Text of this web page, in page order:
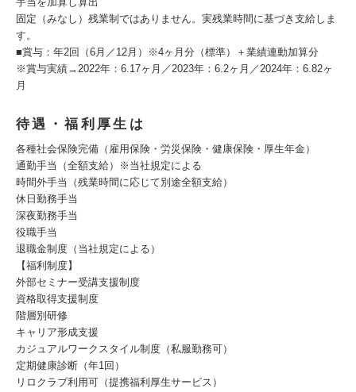
固定（みなし）残業制ではありません。実残業時間に基づき支給しま
す。
■賞与：年2回（6月／12月）※4ヶ月分（標準）＋業績連動加算分
※賞与実績→2022年：6.17ヶ月／2023年：6.2ヶ月／2024年：6.82ヶ
月
待遇・福利厚生は
各種社会保険完備（雇用保険・労災保険・健康保険・厚⽣年金）
通勤手当（全額支給）※当社規定による
時間外手当（残業時間に応じて別途全額支給）
休⽇勤務手当
深夜勤務手当
役職手当
退職金制度（当社規定による）
【福利制度】
外部セミナー受講支援制度
資格取得支援制度
階層別研修
キャリア形成支援
カジュアルワークスタイル制度（私服勤務可）
定期健康診断（年1回）
リロクラブ利用可（提携福利厚⽣サービス）